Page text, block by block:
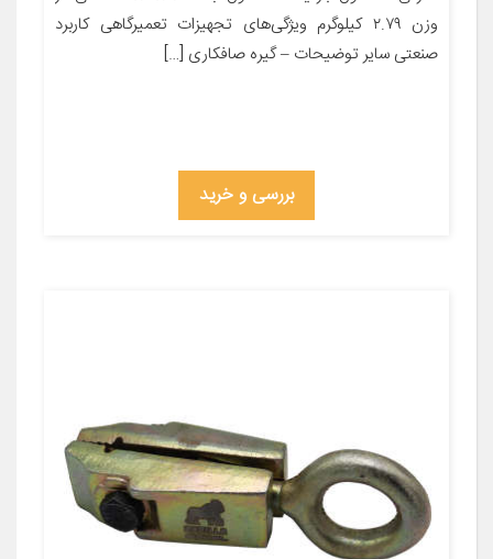
وزن ۲.۷۹ کیلوگرم ویژگی‌های تجهیزات تعمیرگاهی کاربرد
صنعتی سایر توضیحات – گیره صافکاری […]
بررسی و خرید